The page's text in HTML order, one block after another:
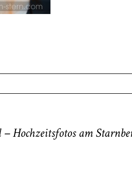
Hochzeitsfotos am